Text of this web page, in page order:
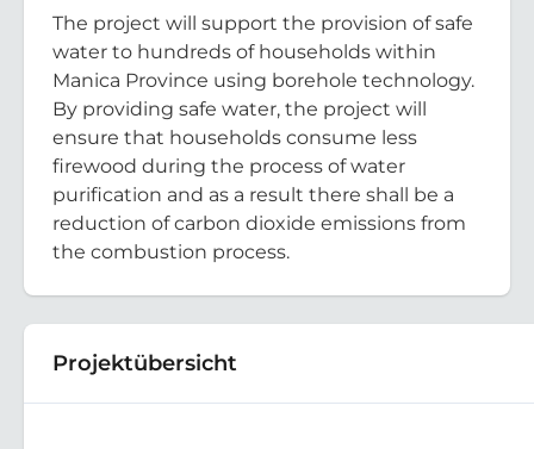
The project will support the provision of safe
water to hundreds of households within
Manica Province using borehole technology.
By providing safe water, the project will
ensure that households consume less
firewood during the process of water
purification and as a result there shall be a
reduction of carbon dioxide emissions from
the combustion process.
Projektübersicht